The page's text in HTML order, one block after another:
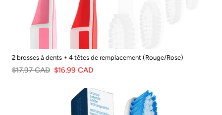
2 brosses à dents + 4 têtes de remplacement (Rouge/Rose)
$17.97 CAD $16.99 CAD